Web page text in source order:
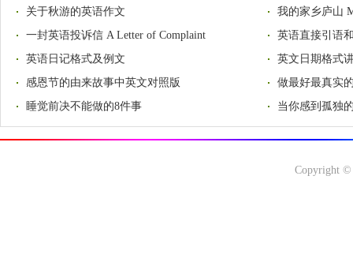
关于秋游的英语作文
我的家乡庐山
一封英语投诉信 A Letter of Complaint
英语直接引语
英语日记格式及例文
英文日期格式
感恩节的由来故事中英文对照版
做最好最真实
睡觉前决不能做的8件事
当你感到孤独
Copyright ©